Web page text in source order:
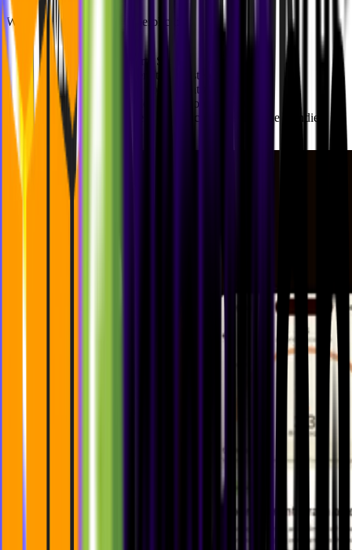
Wichtige Ergebnisse im Überblick:
100+
durchgeführte Scans
Über
Scans bereits im ersten Monat
139 %
Wachstum von Monat zu Monat
Wachstum von Monat zu Monat
Neben der
nach expandiert